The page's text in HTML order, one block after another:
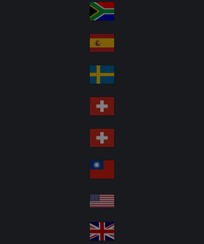
ov
aki
a
So
uth
Afr
ica
Sp
ain
S
we
de
n
S
wit
ze
rla
nd
S
wit
ze
rla
nd
wa
n
SA